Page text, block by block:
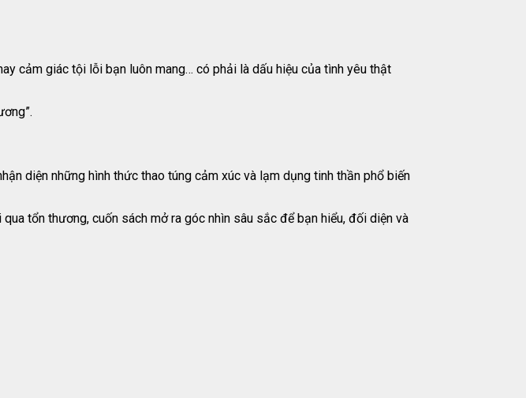
cảm giác tội lỗi bạn luôn mang… có phải là dấu hiệu của tình yêu thật
diện những hình thức thao túng cảm xúc và lạm dụng tinh thần phổ biến
tổn thương, cuốn sách mở ra góc nhìn sâu sắc để bạn hiểu, đối diện và